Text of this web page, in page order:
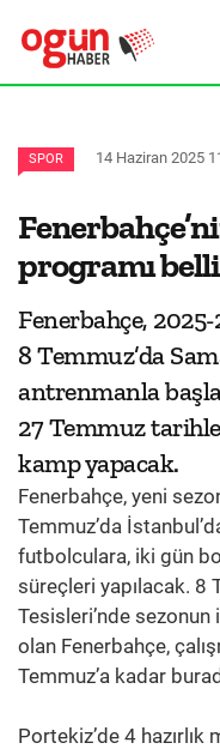
SPOR 14 Haziran 2025
programı
Fenerbahçe,
8 Temmuz’da
antrenmanla
27 Temmuz
kamp yapacak.
Fenerbahçe, yeni
Temmuz’da
futbolculara, iki gün
süreçleri yapılacak. 8
Tesisleri’nde
olan Fenerbahçe,
Temmuz’a kadar
Portekiz’de 4 hazırlık